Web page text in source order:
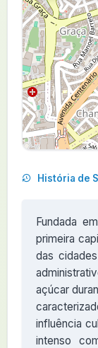
História de
Fundada
primeira
das
açúcar
influência
intenso